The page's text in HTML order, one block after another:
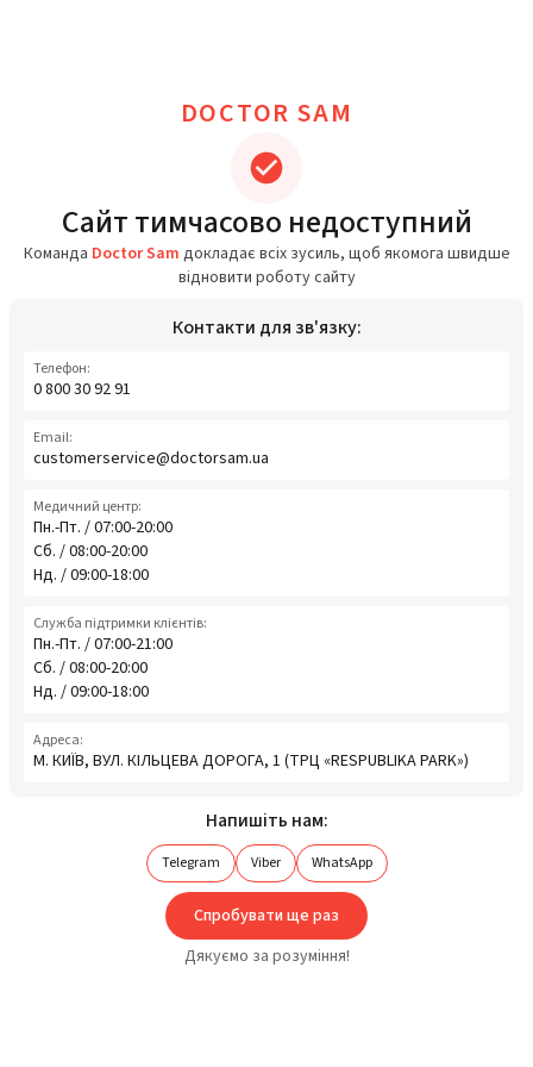
DOCTOR SAM
Сайт тимчасово недоступний
Команда Doctor Sam докладає всіх зусиль, щоб якомога швидше
відновити роботу сайту
Контакти для зв'язку:
Телефон:
0 800 30 92 91
Email:
customerservice@doctorsam.ua
Медичний центр:
Пн.-Пт. / 07:00-20:00
Сб. / 08:00-20:00
Нд. / 09:00-18:00
Служба підтримки клієнтів:
Пн.-Пт. / 07:00-21:00
Сб. / 08:00-20:00
Нд. / 09:00-18:00
Адреса:
М. КИЇВ, ВУЛ. КІЛЬЦЕВА ДОРОГА, 1 (ТРЦ «RESPUBLIKA PARK»)
Напишіть нам:
Telegram Viber WhatsApp
Спробувати ще раз
Дякуємо за розуміння!